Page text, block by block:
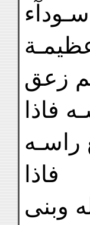
زعق
فاذا
راسـه
فاذا
وبنى